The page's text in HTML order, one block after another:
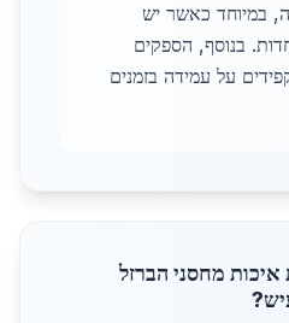
במיוחד כאשר יש
בנוסף, הספקים
על עמידה בזמנים
איכות מחסני הברזל